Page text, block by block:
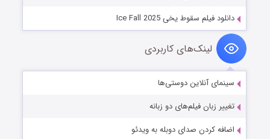
دانلود فیلم سقوط یخی Ice Fall 2025
لینک‌های کاربردی
سینمای آنلاین دوستی‌ها
تغییر زبان فیلم‌های دو زبانه
اضافه کردن صدای دوبله به ویدئو